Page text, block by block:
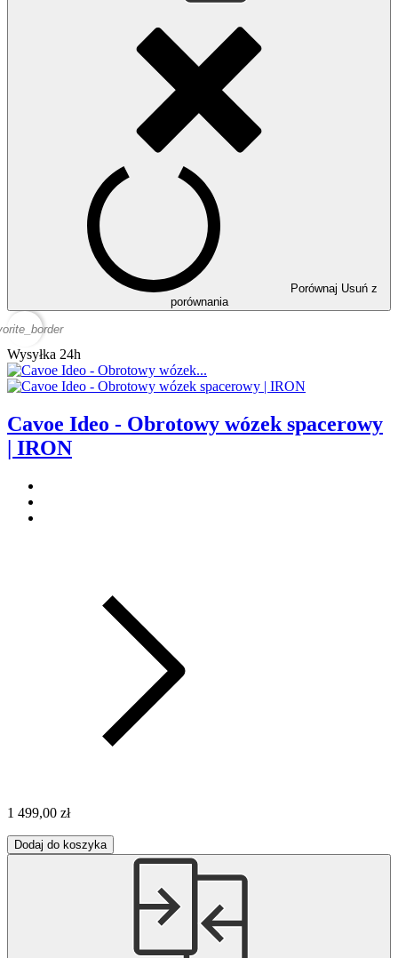
Porównaj Usuń z
porównania
Wysyłka 24h
Cavoe Ideo - Obrotowy wózek spacerowy
| IRON
1 499,00 zł
Dodaj do koszyka